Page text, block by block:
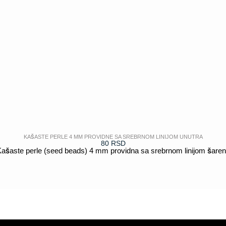
KAŠASTE PERLE 4 MM PROVIDNE SA SREBRNOM LINIJOM UNUTRA
80 RSD
perle (seed beads) 4 mm providna sa srebrnom linijom